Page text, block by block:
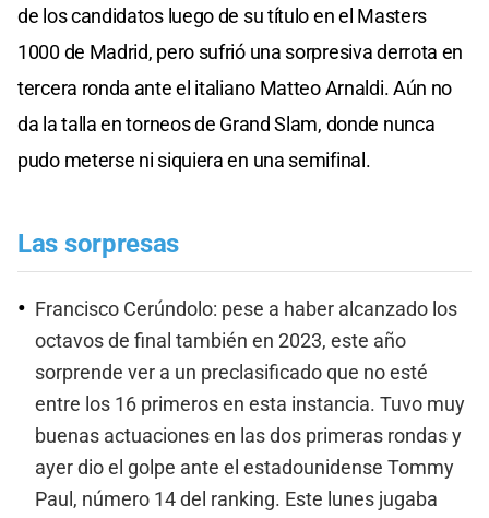
de los candidatos luego de su título en el Masters
1000 de Madrid, pero sufrió una sorpresiva derrota en
tercera ronda ante el italiano Matteo Arnaldi. Aún no
da la talla en torneos de Grand Slam, donde nunca
pudo meterse ni siquiera en una semifinal.
Las sorpresas
Francisco Cerúndolo: pese a haber alcanzado los
octavos de final también en 2023, este año
sorprende ver a un preclasificado que no esté
entre los 16 primeros en esta instancia. Tuvo muy
buenas actuaciones en las dos primeras rondas y
ayer dio el golpe ante el estadounidense Tommy
Paul, número 14 del ranking. Este lunes jugaba